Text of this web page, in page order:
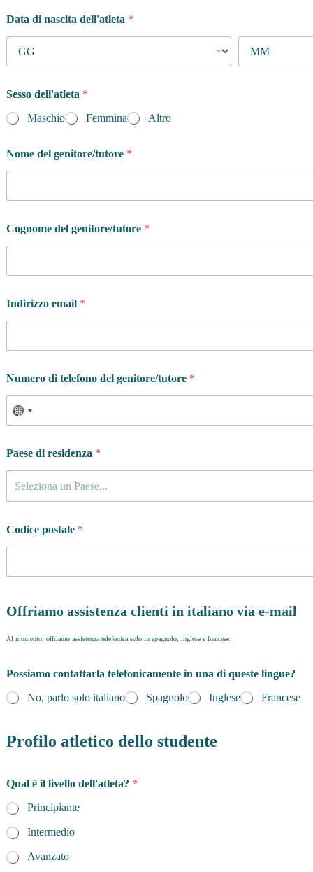
Data di nascita dell'atleta *
Sesso dell'atleta *
Maschio
Femmina Altro
Nome del genitore/tutore *
Cognome del genitore/tutore *
Indirizzo email *
Numero di telefono del genitore/tutore *
Paese di residenza *
Seleziona un Paese...
Codice postale *
Offriamo assistenza clienti in italiano via e-mail
Al momento, offriamo assistenza telefonica solo in spagnolo, inglese e francese.
Possiamo contattarla telefonicamente in una di queste lingue?
No, parlo solo italiano
Spagnolo Inglese Francese
Profilo atletico dello studente
Qual è il livello dell'atleta? *
Principiante
Intermedio
Avanzato